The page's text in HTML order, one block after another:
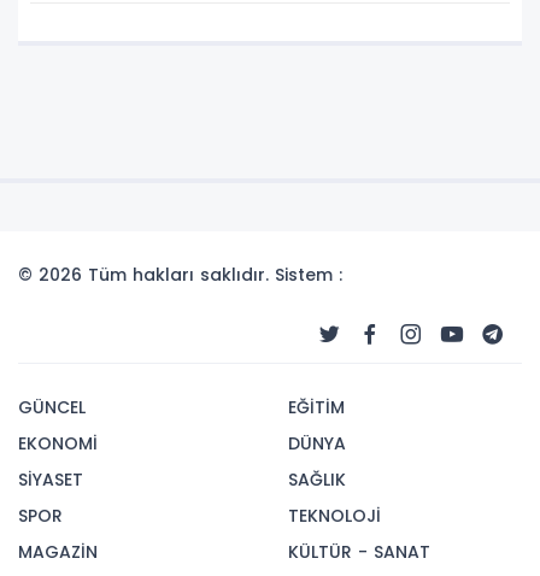
© 2026 Tüm hakları saklıdır. Sistem :
GÜNCEL
EKONOMİ
SİYASET
SPOR
MAGAZİN
EĞİTİM
DÜNYA
SAĞLIK
TEKNOLOJİ
KÜLTÜR - SANAT